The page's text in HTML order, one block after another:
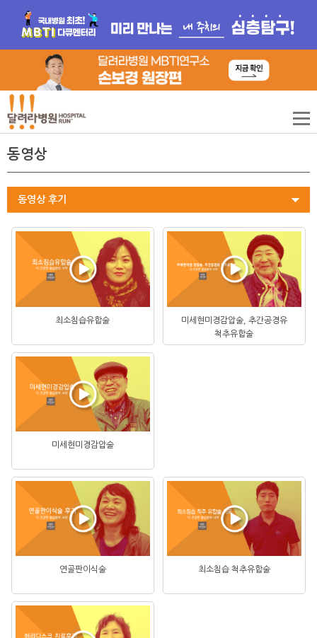
동영상
동영상 후기
최소침습유합술
미세현미경감압술, 추간공경유
척추유합술
미세현미경감압술
연골판이식술 최소침습 척추유합술